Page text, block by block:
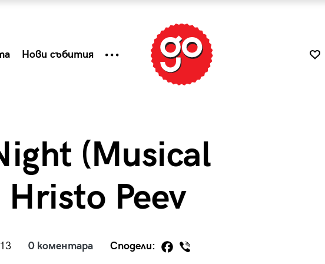
Нови събития
(Musical
Peev
0 коментара Сподели:
как
Tender is the Wine – Какво